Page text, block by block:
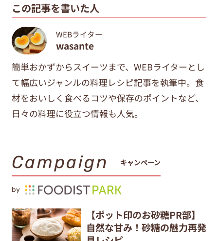
この記事を書いた人
WEBライター
wasante
簡単おかずからスイーツまで、WEBライターとし
て幅広いジャンルの料理レシピ記事を執筆中。食
材をおいしく食べるコツや保存のポイントなど、
日々の料理に役立つ情報も人気。
Campaign キャンペーン
by
【ポット印のお砂糖PR部】
自然な甘み！砂糖の魅力再発